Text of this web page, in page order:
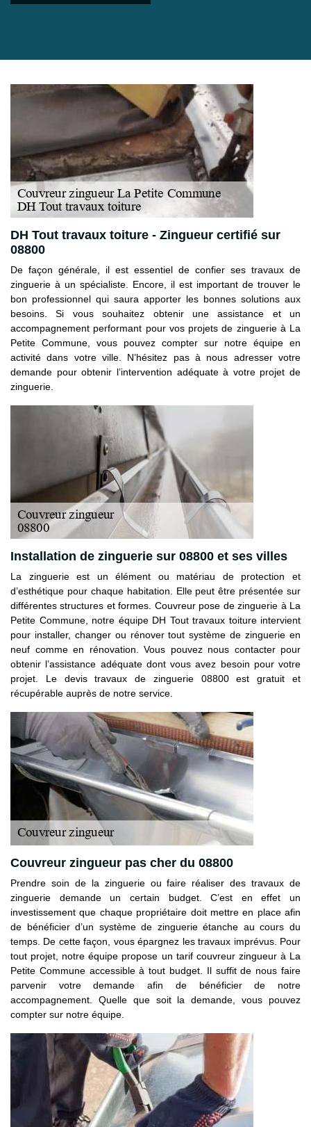
DH Tout travaux toiture - Zingueur certifié sur
08800
De façon générale, il est essentiel de confier ses travaux de
zinguerie à un spécialiste. Encore, il est important de trouver le
bon professionnel qui saura apporter les bonnes solutions aux
besoins. Si vous souhaitez obtenir une assistance et un
accompagnement performant pour vos projets de zinguerie à La
Petite Commune, vous pouvez compter sur notre équipe en
activité dans votre ville. N’hésitez pas à nous adresser votre
demande pour obtenir l’intervention adéquate à votre projet de
zinguerie.
Installation de zinguerie sur 08800 et ses villes
La zinguerie est un élément ou matériau de protection et
d’esthétique pour chaque habitation. Elle peut être présentée sur
différentes structures et formes. Couvreur pose de zinguerie à La
Petite Commune, notre équipe DH Tout travaux toiture intervient
pour installer, changer ou rénover tout système de zinguerie en
neuf comme en rénovation. Vous pouvez nous contacter pour
obtenir l’assistance adéquate dont vous avez besoin pour votre
projet. Le devis travaux de zinguerie 08800 est gratuit et
récupérable auprès de notre service.
Couvreur zingueur pas cher du 08800
Prendre soin de la zinguerie ou faire réaliser des travaux de
zinguerie demande un certain budget. C’est en effet un
investissement que chaque propriétaire doit mettre en place afin
de bénéficier d’un système de zinguerie étanche au cours du
temps. De cette façon, vous épargnez les travaux imprévus. Pour
tout projet, notre équipe propose un tarif couvreur zingueur à La
Petite Commune accessible à tout budget. Il suffit de nous faire
parvenir votre demande afin de bénéficier de notre
accompagnement. Quelle que soit la demande, vous pouvez
compter sur notre équipe.